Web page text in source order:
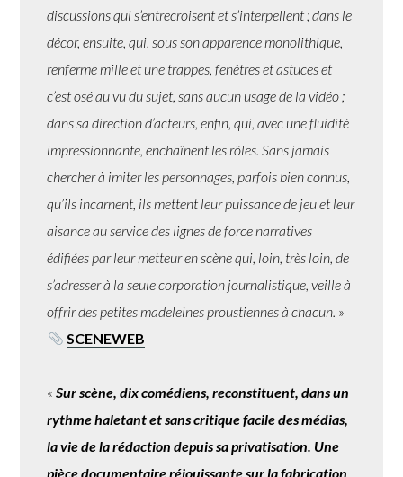
discussions qui s’entrecroisent et s’interpellent ; dans le
décor, ensuite, qui, sous son apparence monolithique,
renferme mille et une trappes, fenêtres et astuces et
c’est osé au vu du sujet, sans aucun usage de la vidéo ;
dans sa direction d’acteurs, enfin, qui, avec une fluidité
impressionnante, enchaînent les rôles. Sans jamais
chercher à imiter les personnages, parfois bien connus,
qu’ils incarnent, ils mettent leur puissance de jeu et leur
aisance au service des lignes de force narratives
édifiées par leur metteur en scène qui, loin, très loin, de
s’adresser à la seule corporation journalistique, veille à
offrir des petites madeleines proustiennes à chacun. »
SCENEWEB
«Sur scène, dix comédiens, reconstituent, dans un
rythme haletant et sans critique facile des médias,
la vie de la rédaction depuis sa privatisation. Une
pièce documentaire réjouissante sur la fabrication